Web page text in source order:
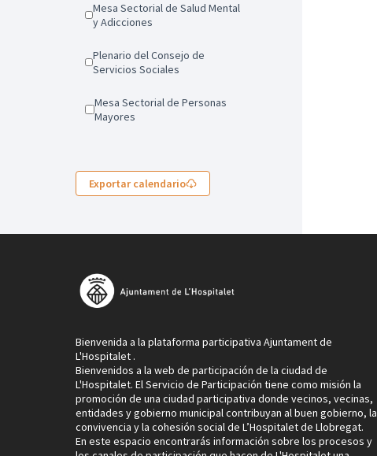
Mesa Sectorial de Salud Mental
y Adicciones
Plenario del Consejo de
Servicios Sociales
Mesa Sectorial de Personas
Mayores
Exportar calendario
Bienvenida a la plataforma participativa Ajuntament de
L'Hospitalet .
Bienvenidos a la web de participación de la ciudad de
L'Hospitalet. El Servicio de Participación tiene como misión la
promoción de una ciudad participativa donde vecinos, vecinas,
entidades y gobierno municipal contribuyan al buen gobierno, la
convivencia y la cohesión social de L’Hospitalet de Llobregat.
En este espacio encontrarás información sobre los procesos y